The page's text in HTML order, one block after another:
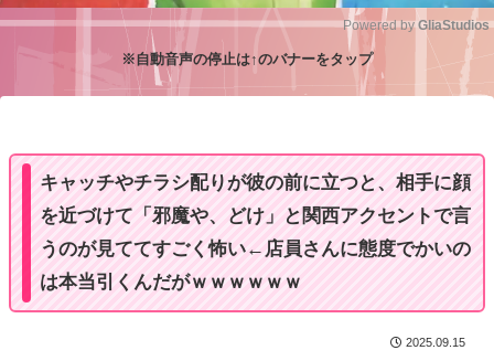
Powered by GliaStudios
※自動音声の停止は↑のバナーをタップ
キャッチやチラシ配りが彼の前に立つと、相手に顔
を近づけて「邪魔や、どけ」と関西アクセントで言
うのが見ててすごく怖い←店員さんに態度でかいの
は本当引くんだがｗｗｗｗｗｗ
2025.09.15